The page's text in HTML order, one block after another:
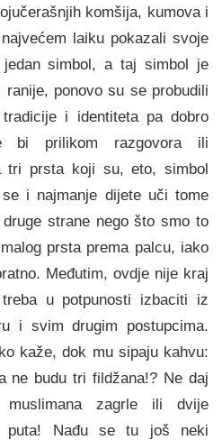
komšija, kumova i
laiku pokazali svoje
simbol, a taj simbol je
ponovo su se probudili
i identiteta pa dobro
bi prilikom razgovora ili
tri prsta koji su, eto, simbol
i najmanje dijete uči tome
strane nego što smo to
prsta prema palcu, iako
Međutim, ovdje nije kraj
u potpunosti izbaciti iz
i svim drugim postupcima.
kaže, dok mu sipaju kahvu:
ne budu tri fildžana!? Ne daj
zagrle ili dvije
puta! Nađu se tu još neki